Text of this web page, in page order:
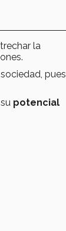
la
pues
potencial